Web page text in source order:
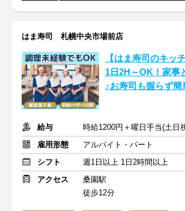
はま寿司 札幌中央市場前店
【はま寿司のキッ
1日2H～OK！家事
♪お寿司も握らず
給与
時給1200円＋曜日手当(土日
雇用形態
アルバイト・パート
シフト
週1日以上 1日2時間以上
アクセス
桑園駅
徒歩12分